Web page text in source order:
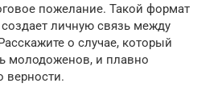
пожелание. Такой формат
создает личную связь между
о случае, который
молодоженов, и плавно
верности.